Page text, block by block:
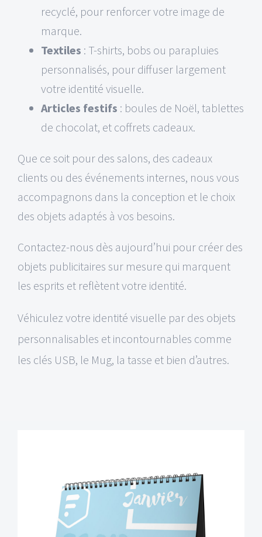
recyclé, pour renforcer votre image de
marque.
Textiles : T-shirts, bobs ou parapluies
personnalisés, pour diffuser largement
votre identité visuelle.
Articles festifs : boules de Noël, tablettes
de chocolat, et coffrets cadeaux.
Que ce soit pour des salons, des cadeaux
clients ou des événements internes, nous vous
accompagnons dans la conception et le choix
des objets adaptés à vos besoins.
Contactez-nous dès aujourd’hui pour créer des
objets publicitaires sur mesure qui marquent
les esprits et reflètent votre identité.
Véhiculez votre identité visuelle par des objets
personnalisables et incontournables comme
les clés USB, le Mug, la tasse et bien d’autres.